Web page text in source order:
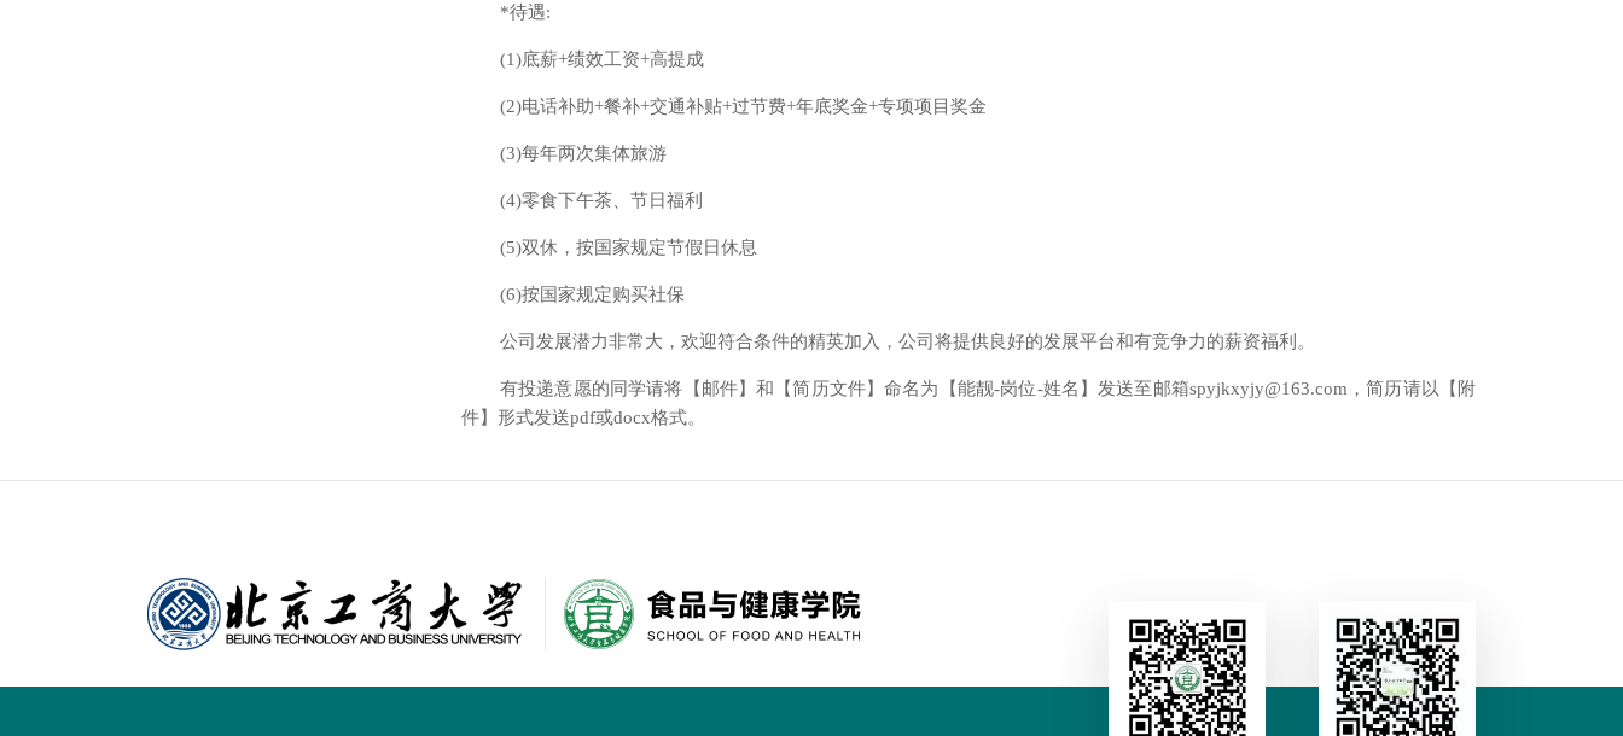
*待遇:
(1)底薪+绩效工资+高提成
(2)电话补助+餐补+交通补贴+过节费+年底奖金+专项项目奖金
(3)每年两次集体旅游
(4)零食下午茶、节日福利
(5)双休，按国家规定节假日休息
(6)按国家规定购买社保
公司发展潜力非常大，欢迎符合条件的精英加入，公司将提供良好的发展平台和有竞争力的薪资福利。
有投递意愿的同学请将【邮件】和【简历文件】命名为【能靓-岗位-姓名】发送至邮箱spyjkxyjy@163.com，简历请以【附
件】形式发送pdf或docx格式。